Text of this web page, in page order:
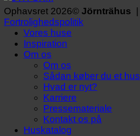
Ophavsret 2026© Jörnträhus
Fortrolighedspolitik
Vores huse
Inspiration
Om os
Om os
Sådan køber du et hus
Hvad er nyt?
Karriere
Pressemateriale
Kontakt os på
Huskatalog